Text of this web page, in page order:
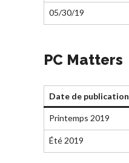
Championnats
National Myoflex®
2025 présenté par
L’album photo du
Championnat
national Myoflex®
Pickleball Canada
2024 présenté par
05/30/19
PC Matters
Date de publication
Printemps 2019
Été 2019